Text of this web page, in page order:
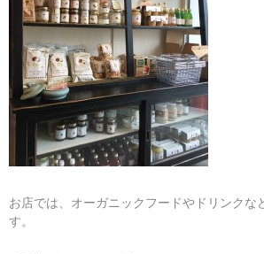
お店では、オーガニックフードやドリンクな
す。